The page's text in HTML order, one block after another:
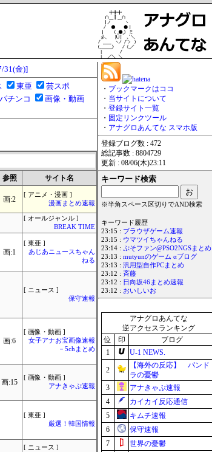
31(金)]
東亜
芸スポ
チンコ
画像・動画
参照
サイト名
画:2
[ アニメ・漫画 ]
漫画まとめ速報
[ オールジャンル ]
BREAK TIME
画:1
[ 東亜 ]
あじあニュースちゃん
ねる
[ ニュース ]
保守速報
画:6
[ 画像・動画 ]
女子アナお宝画像速報
－5chまとめ
画:15
[ 画像・動画 ]
アナきゃぷ速報
[ 東亜 ]
厳選！韓国情報
[ ニュース ]
・ ブックマークはココ
・ 当サイトについて
・ 登録サイト一覧
・ 固定リンクツール
・ アナグロあんてな スマホ版
登録ブログ数 : 472
総記事数 : 8804729
更新 : 08/06(木)23:11
キーワード検索
※半角スペース区切りでAND検索
キーワード履歴
23:15 : ブラウザゲーム速報
23:15 : ウマツイちゃんねる
23:14 : ぷそファン@PSO2NGSまとめ
23:13 : mutyunのゲーム αブログ
23:13 : 汎用型自作PCまとめ
23:12 : 斉藤
23:12 : 日向坂46まとめ速報
23:12 : おいしいお
アナグロあんてな
逆アクセスランキング
位
印
ブログ
1
U-1 NEWS.
2
【海外の反応】 パンド
ラの憂鬱
3
アナきゃぷ速報
4
カイカイ反応通信
5
キムチ速報
6
保守速報
7
世界の憂鬱